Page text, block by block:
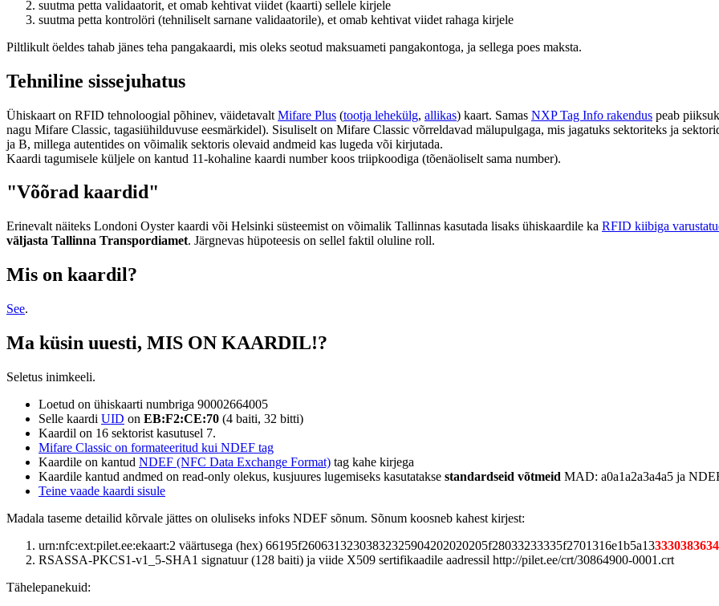
suutma petta validaatorit, et omab kehtivat viidet (kaarti) sellele kirjele
suutma petta kontrolöri (tehniliselt sarnane validaatorile), et omab kehtivat viidet rahaga kirjele
Piltlikult öeldes tahab jänes teha pangakaardi, mis oleks seotud maksuameti pangakontoga, ja sellega poes maksta.
Tehniline sissejuhatus
Ühiskaart on RFID tehnoloogial põhinev, väidetavalt Mifare Plus (tootja lehekülg, allikas) kaart. Samas NXP Tag Info rakendus peab
nagu Mifare Classic, tagasiühilduvuse eesmärkidel). Sisuliselt on Mifare Classic võrreldavad mälupulgaga, mis jagatuks sektoriteks ja
ja B, millega autentides on võimalik sektoris olevaid andmeid kas lugeda või kirjutada.
Kaardi tagumisele küljele on kantud 11-kohaline kaardi number koos triipkoodiga (tõenäoliselt sama number).
"Võõrad kaardid"
Erinevalt näiteks Londoni Oyster kaardi või Helsinki süsteemist on võimalik Tallinnas kasutada lisaks ühiskaardile ka RFID kiibiga
väljasta Tallinna Transpordiamet. Järgnevas hüpoteesis on sellel faktil oluline roll.
Mis on kaardil?
See.
Ma küsin uuesti, MIS ON KAARDIL!?
Seletus inimkeeli.
Loetud on ühiskaarti numbriga 90002664005
Selle kaardi UID on EB:F2:CE:70 (4 baiti, 32 bitti)
Kaardil on 16 sektorist kasutusel 7.
Mifare Classic on formateeritud kui NDEF tag
Kaardile on kantud NDEF (NFC Data Exchange Format) tag kahe kirjega
Kaardile kantud andmed on read-only olekus, kusjuures lugemiseks kasutatakse standardseid võtmeid MAD: a0a1a2a3a4a5 ja
Teine vaade kaardi sisule
Madala taseme detailid kõrvale jättes on oluliseks infoks NDEF sõnum. Sõnum koosneb kahest kirjest:
urn:nfc:ext:pilet.ee:ekaart:2 väärtusega (hex) 66195f26063132303832325904202020205f28033233335f2701316e1b5a13
RSASSA-PKCS1-v1_5-SHA1 signatuur (128 baiti) ja viide X509 sertifikaadile aadressil http://pilet.ee/crt/30864900-0001.crt
Tähelepanekuid: